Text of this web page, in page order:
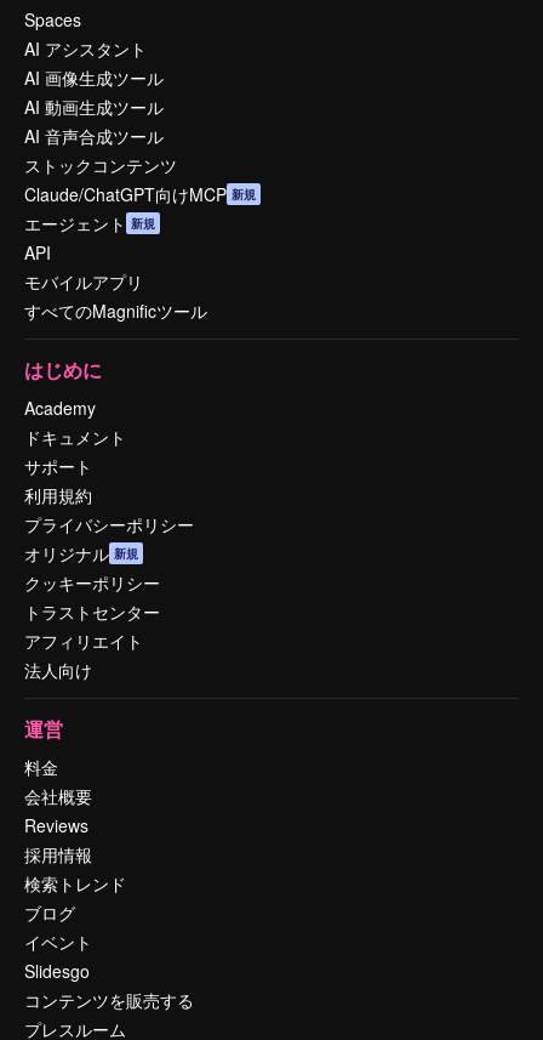
Spaces
AI アシスタント
AI 画像生成ツール
AI 動画生成ツール
AI 音声合成ツール
ストックコンテンツ
Claude/ChatGPT向けMCP 新規
エージェント 新規
API
モバイルアプリ
すべてのMagnificツール
はじめに
Academy
ドキュメント
サポート
利用規約
プライバシーポリシー
オリジナル 新規
クッキーポリシー
トラストセンター
アフィリエイト
法人向け
運営
料金
会社概要
Reviews
採用情報
検索トレンド
ブログ
イベント
Slidesgo
コンテンツを販売する
プレスルーム